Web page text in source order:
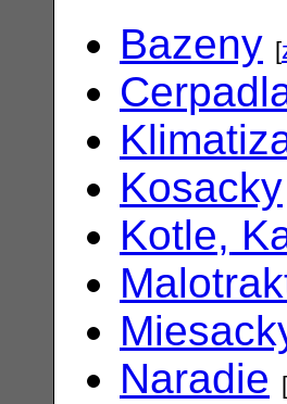
Bazeny [
Kosacky
Kotle,
Naradie [